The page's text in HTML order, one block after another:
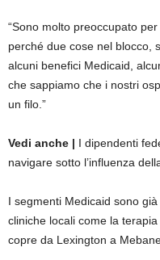
“Sono molto preoccupato
perché due cose nel blocco,
alcuni benefici Medicaid,
che sappiamo che i nostri
un filo.”
Vedi anche | I dipendenti
navigare sotto l’influenza
I segmenti Medicaid sono
cliniche locali come la
copre da Lexington a